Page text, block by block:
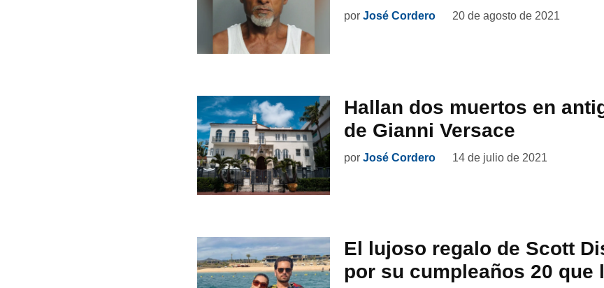
por José Cordero 20 de agosto de 2021
Hallan dos muertos en
de Gianni Versace
por José Cordero 14 de julio de 2021
El lujoso regalo de Scott
por su cumpleaños 20 que